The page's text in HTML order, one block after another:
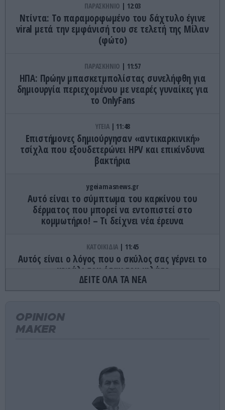
ΠΑΡΑΣΚΗΝΙΟ 12:03
Ντίντα: Το παραμορφωμένο του δάχτυλο έγινε
viral μετά την εμφάνισή του σε τελετή της Μίλαν
(φώτο)
ΠΑΡΑΣΚΗΝΙΟ 11:57
ΗΠΑ: Πρώην μπασκετμπολίστας συνελήφθη για
δημιουργία περιεχομένου με νεαρές γυναίκες για
το OnlyFans
ΥΓΕΙΑ 11:48
Επιστήμονες δημιούργησαν «αντικαρκινική»
τσίχλα που εξουδετερώνει HPV και επικίνδυνα
βακτήρια
ygeiamasnews.gr
Αυτό είναι το σύμπτωμα του καρκίνου του
δέρματος που μπορεί να εντοπιστεί στο
κομμωτήριο! – Τι δείχνει νέα έρευνα
ΚΑΤΟΙΚΙΔΙΑ 11:45
Αυτός είναι ο λόγος που ο σκύλος σας γέρνει το
κεφάλι του όταν του μιλάτε
αμερικανική πρόταση για την Γάζα αλλά δεν την
Μυστράς – Αδερφή 55χρονου: «Ρωτούσα για τον
πατέρα μου και μου έλεγε “είναι καλά”»
CELEBRITIES
ΔΕΙΤΕ ΟΛΑ ΤΑ ΝΕΑ
OPINION
MAKER